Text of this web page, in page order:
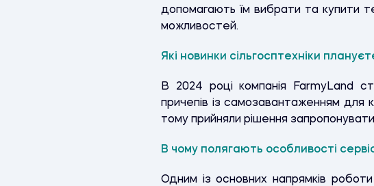
допомагають їм вибрати та купити
можливостей.
Які новинки сільгосптехніки
В 2024 році компанія FarmyLand
причепів із самозавантаженням
тому прийняли рішення
В чому полягають особливості
Одним із основних напрямків